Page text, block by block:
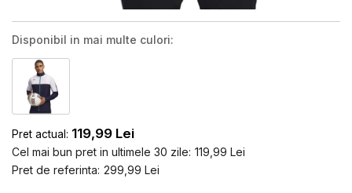
Disponibil in mai multe culori:
Pret actual: 119,99 Lei
Cel mai bun pret in ultimele 30 zile: 119,99 Lei
Pret de referinta: 299,99 Lei